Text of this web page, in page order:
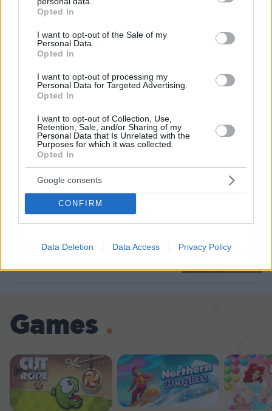
grant or deny consent to Google and its third-party tags to
use your data for below specified purposes in below Google
consent section.
Opted In
I want to opt-out of the Sale of my
Personal Data.
Opted In
I want to opt-out of processing my
Personal Data for Targeted Advertising.
Opted In
I want to opt-out of Collection, Use,
Retention, Sale, and/or Sharing of my
Personal Data that Is Unrelated with the
Purposes for which it was collected.
Opted In
Google consents
CONFIRM
Data Deletion Data Access Privacy Policy
Υπήρξε ο μέντορας και ατζέντης του
πριν μία ώρα
Βίντεο: Μεθυσμένη σκότωσε νύφη
τμήμα ζητούσε κλαίγοντας τον πατέρα
08.08.2026, 09:25 113
Καρέ-καρέ η ανάλυση του τροχαίου
στις Σέρρες με νεκρούς μητέρα και
γιο: Τι λέει πραγματογνώμονας στο
08.08.2026, 08:36 197
Games